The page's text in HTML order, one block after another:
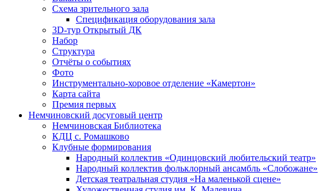
Схема зрительного зала
Спецификация оборудования зала
3D-тур Открытый ДК
Набор
Структура
Отчёты о событиях
Фото
Инструментально-хоровое отделение «Камертон»
Карта сайта
Премия первых
Немчиновский досуговый центр
Немчиновская Библиотека
КДЦ с. Ромашково
Клубные формирования
Народный коллектив «Одинцовский любительский театр»
Народный коллектив фольклорный ансамбль «Слобожане»
Детская театральная студия «На маленькой сцене»